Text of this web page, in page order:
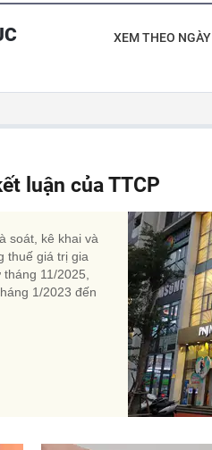
XEM THEO NGÀY
luận của TTCP
soát, kê khai và
thuế giá trị gia
11/2025,
1/2023 đến